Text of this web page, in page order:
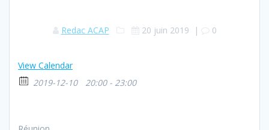
Redac ACAP 20 juin 2019 | 0
View Calendar
2019-12-10
20:00 - 23:00